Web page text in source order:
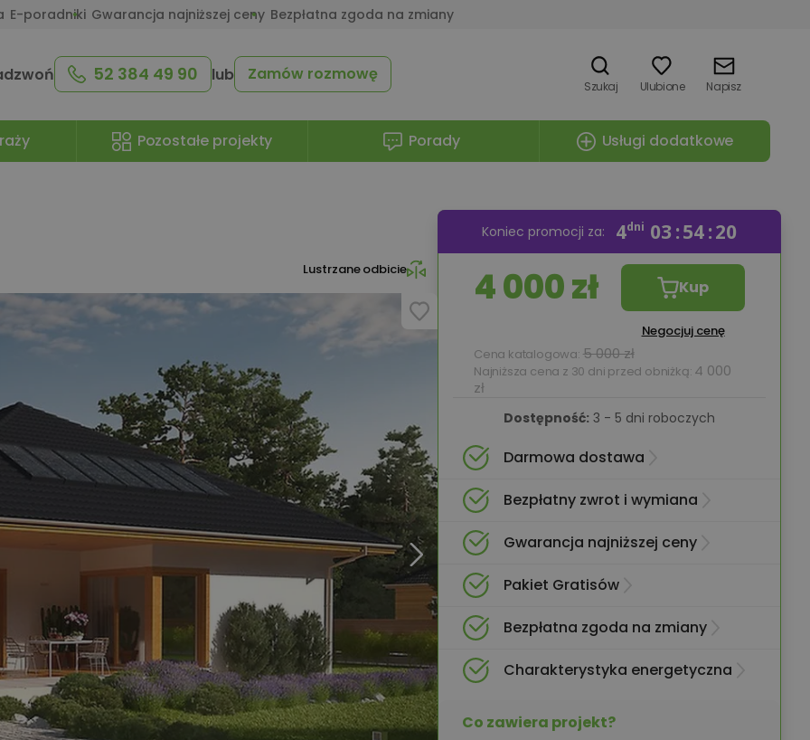
E-poradniki Gwarancja najniższej ceny Bezpłatna zgoda na zmiany
52 384 49 90 lub Zamów rozmowę
Szukaj Ulubione Napisz
Pozostałe projekty Porady Usługi dodatkowe
Lustrzane odbicie
Koniec promocji za: 4dni 03 54 19
4 000 zł Kup
Negocjuj cenę
Cena katalogowa: 5 000 zł
Najniższa cena z 30 dni przed obniżką: 4 000
zł
Dostępność: 3 - 5 dni roboczych
Darmowa dostawa
Bezpłatny zwrot i wymiana
Gwarancja najniższej ceny
Pakiet Gratisów
Bezpłatna zgoda na zmiany
Charakterystyka energetyczna
Co zawiera projekt?